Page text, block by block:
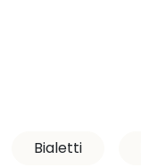
Bialetti